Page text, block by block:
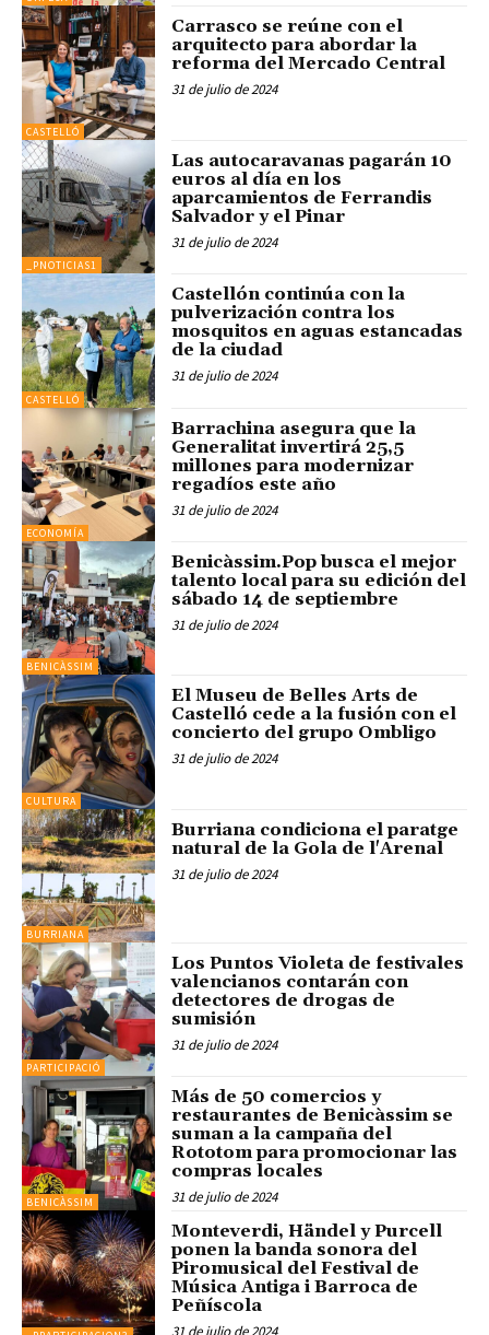
CASTELLÓ
Carrasco se reúne con el
arquitecto para abordar la
reforma del Mercado Central
31 de julio de 2024
_PNOTICIAS1
Las autocaravanas pagarán 10
euros al día en los
aparcamientos de Ferrandis
Salvador y el Pinar
31 de julio de 2024
CASTELLÓ
Castellón continúa con la
pulverización contra los
mosquitos en aguas estancadas
de la ciudad
31 de julio de 2024
ECONOMÍA
Barrachina asegura que la
Generalitat invertirá 25,5
millones para modernizar
regadíos este año
31 de julio de 2024
BENICÀSSIM
Benicàssim.Pop busca el mejor
talento local para su edición del
sábado 14 de septiembre
31 de julio de 2024
CULTURA
El Museu de Belles Arts de
Castelló cede a la fusión con el
concierto del grupo Ombligo
31 de julio de 2024
BURRIANA
Burriana condiciona el paratge
natural de la Gola de l'Arenal
31 de julio de 2024
PARTICIPACIÓ
Los Puntos Violeta de festivales
valencianos contarán con
detectores de drogas de
sumisión
31 de julio de 2024
BENICÀSSIM
Más de 50 comercios y
restaurantes de Benicàssim se
suman a la campaña del
Rototom para promocionar las
compras locales
31 de julio de 2024
Monteverdi, Händel y Purcell
ponen la banda sonora del
Piromusical del Festival de
Música Antiga i Barroca de
Peñíscola
31 de julio de 2024